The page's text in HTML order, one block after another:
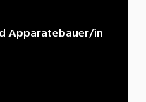
Apparatebauer/in